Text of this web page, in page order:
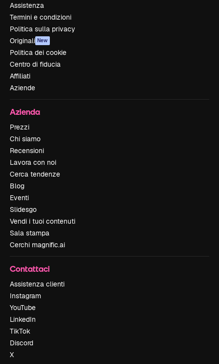
Assistenza
Termini e condizioni
Politica sulla privacy
Originali New
Politica dei cookie
Centro di fiducia
Affiliati
Aziende
Azienda
Prezzi
Chi siamo
Recensioni
Lavora con noi
Cerca tendenze
Blog
Eventi
Slidesgo
Vendi i tuoi contenuti
Sala stampa
Cerchi magnific.ai
Contattaci
Assistenza clienti
Instagram
YouTube
LinkedIn
TikTok
Discord
X